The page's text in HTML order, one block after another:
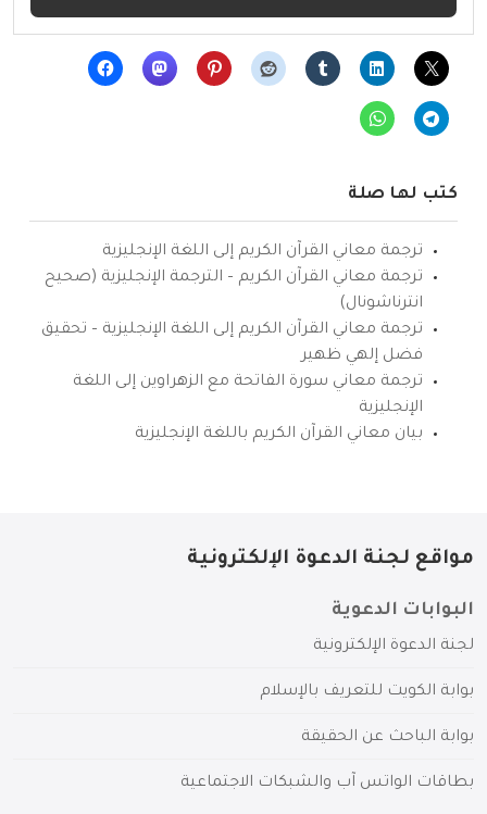
كتب لها صلة
ترجمة معاني القرآن الكريم إلى اللغة الإنجليزية
ترجمة معاني القرآن الكريم – الترجمة الإنجليزية (صحيح
انترناشونال)
ترجمة معاني القرآن الكريم إلى اللغة الإنجليزية – تحقيق
فضل إلهي ظهير
ترجمة معاني سورة الفاتحة مع الزهراوين إلى اللغة
الإنجليزية
بيان معاني القرآن الكريم باللغة الإنجليزية
مواقع لجنة الدعوة الإلكترونية
البوابات الدعوية
لجنة الدعوة الإلكترونية
بوابة الكويت للتعريف بالإسلام
بوابة الباحث عن الحقيقة
بطاقات الواتس آب والشبكات الاجتماعية